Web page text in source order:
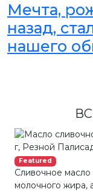
Мечта,
назад,
нашего
Featured
Сливочное
молочного жира,